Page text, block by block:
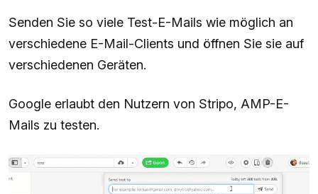
Senden Sie so viele Test-E-Mails wie möglich an
verschiedene E-Mail-Clients und öffnen Sie sie auf
verschiedenen Geräten.
Google erlaubt den Nutzern von Stripo, AMP-E-
Mails zu testen.